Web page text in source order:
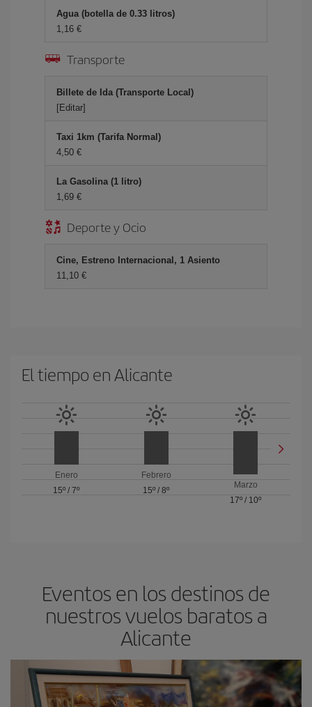
Agua (botella de 0.33 litros)
1,16 €
Transporte
Billete de Ida (Transporte Local)
[Editar]
Taxi 1km (Tarifa Normal)
4,50 €
La Gasolina (1 litro)
1,69 €
Deporte y Ocio
Cine, Estreno Internacional, 1 Asiento
11,10 €
El tiempo en Alicante
Enero
15º /7º
Febrero
15º / 8º
Marzo
17º / 10º
Eventos en los destinos de
nuestros vuelos baratos a
Alicante